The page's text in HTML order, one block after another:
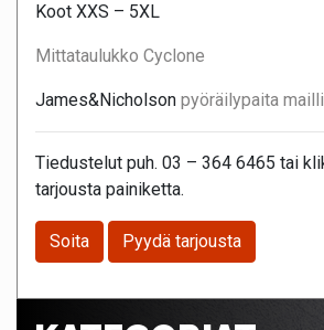
Koot XXS – 5XL
Mittataulukko Cyclone
James&Nicholson pyöräilypaita
Tiedustelut puh. 03 – 364 6465 tai
tarjousta painiketta.
Soita Pyydä tarjousta